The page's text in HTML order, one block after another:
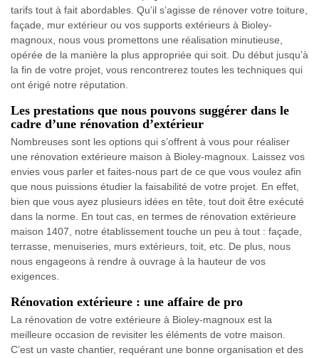
tarifs tout à fait abordables. Qu’il s’agisse de rénover votre toiture,
façade, mur extérieur ou vos supports extérieurs à Bioley-
magnoux, nous vous promettons une réalisation minutieuse,
opérée de la manière la plus appropriée qui soit. Du début jusqu’à
la fin de votre projet, vous rencontrerez toutes les techniques qui
ont érigé notre réputation.
Les prestations que nous pouvons suggérer dans le
cadre d’une rénovation d’extérieur
Nombreuses sont les options qui s’offrent à vous pour réaliser
une rénovation extérieure maison à Bioley-magnoux. Laissez vos
envies vous parler et faites-nous part de ce que vous voulez afin
que nous puissions étudier la faisabilité de votre projet. En effet,
bien que vous ayez plusieurs idées en tête, tout doit être exécuté
dans la norme. En tout cas, en termes de rénovation extérieure
maison 1407, notre établissement touche un peu à tout : façade,
terrasse, menuiseries, murs extérieurs, toit, etc. De plus, nous
nous engageons à rendre à ouvrage à la hauteur de vos
exigences.
Rénovation extérieure : une affaire de pro
La rénovation de votre extérieure à Bioley-magnoux est la
meilleure occasion de revisiter les éléments de votre maison.
C’est un vaste chantier, requérant une bonne organisation et des